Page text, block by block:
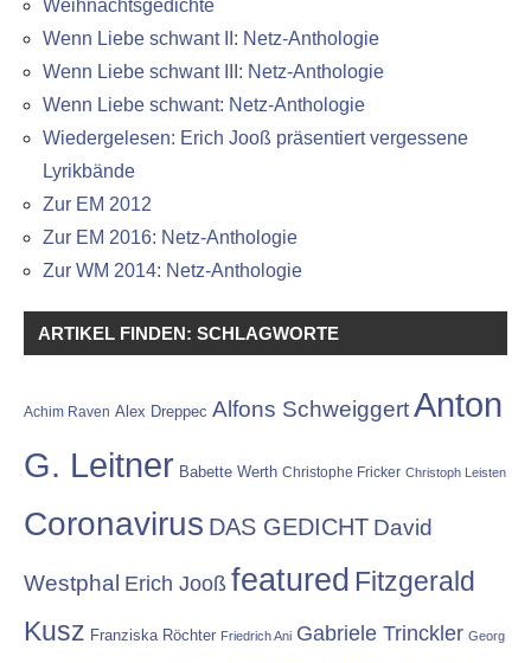
Weihnachtsgedichte
Wenn Liebe schwant II: Netz-Anthologie
Wenn Liebe schwant III: Netz-Anthologie
Wenn Liebe schwant: Netz-Anthologie
Wiedergelesen: Erich Jooß präsentiert vergessene
Lyrikbände
Zur EM 2012
Zur EM 2016: Netz-Anthologie
Zur WM 2014: Netz-Anthologie
ARTIKEL FINDEN: SCHLAGWORTE
Achim Raven Alex Dreppec Alfons SchweiggertAnton
G. Leitner Babette Werth Christophe Fricker Christoph Leisten
Coronavirus DAS GEDICHT David
Westphal Erich Jooß featured Fitzgerald
Kusz Franziska Röchter Friedrich Ani Gabriele Trinckler Georg